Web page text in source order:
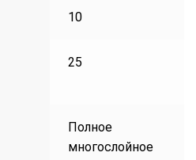
10
25
Полное
многослойное